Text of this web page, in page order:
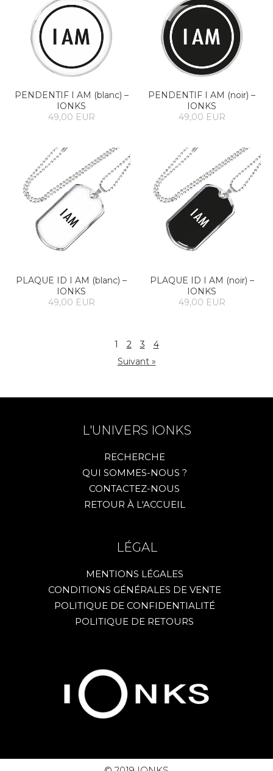
PENDENTIF I AM (blanc) –
IONKS
49,00 EUR
PENDENTIF I AM (noir) –
IONKS
49,00 EUR
PLAQUE ID I AM (blanc) –
IONKS
49,00 EUR
PLAQUE ID I AM (noir) –
IONKS
49,00 EUR
1 2 3
4
Suivant »
L'UNIVERS IONKS
RECHERCHE
QUI SOMMES-NOUS ?
CONTACTEZ-NOUS
RETOUR À L'ACCUEIL
LÉGAL
MENTIONS LÉGALES
CONDITIONS GÉNÉRALES DE VENTE
POLITIQUE DE CONFIDENTIALITÉ
POLITIQUE DE RETOURS